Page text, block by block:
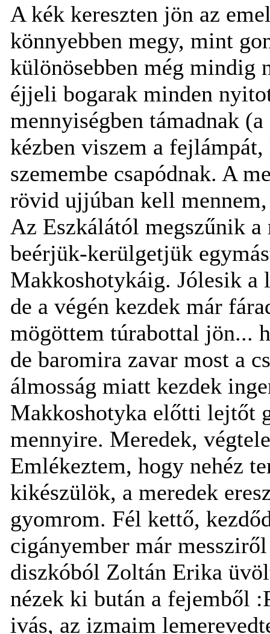
A kék kereszten jön az
könnyebben megy, mint
különösebben még mindig
éjjeli bogarak minden
mennyiségben támadnak
kézben viszem a fejlámpát,
szemembe csapódnak. A
rövid ujjúban kell
Az Eszkálától megszűnik a
beérjük-kerülgetjük
Makkoshotykáig. Jólesik a
de a végén kezdek már
mögöttem túrabottal jön...
de baromira zavar most a
álmosság miatt kezdek
Makkoshotyka előtti lejtőt
mennyire. Meredek,
Emlékeztem, hogy nehéz
kikészülök, a meredek
gyomrom. Fél kettő,
cigányember már
diszkóból Zoltán Erika
nézek ki bután a fejemből
ivás, az izmaim